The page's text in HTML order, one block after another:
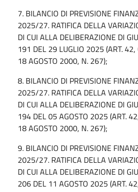
7. BILANCIO DI PREVISIONE
2025/27. RATIFICA DELLA
DI CUI ALLA DELIBERAZIONE DI
191 DEL 29 LUGLIO 2025 (ART. 42,
18 AGOSTO 2000, N. 267);
8. BILANCIO DI PREVISIONE
2025/27. RATIFICA DELLA
DI CUI ALLA DELIBERAZIONE DI
194 DEL 05 AGOSTO 2025 (ART.
18 AGOSTO 2000, N. 267);
9. BILANCIO DI PREVISIONE
2025/27. RATIFICA DELLA
DI CUI ALLA DELIBERAZIONE DI
206 DEL 11 AGOSTO 2025 (ART.